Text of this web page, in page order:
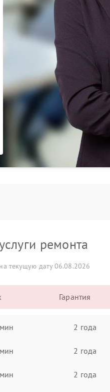
ремонта
текущую дату 06.08.2026
Гарантия
2 года
2 года
2 года